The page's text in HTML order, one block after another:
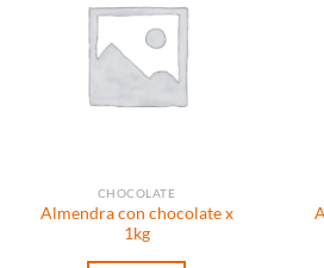
CHOCOLATE
Almendra con chocolate x
1kg